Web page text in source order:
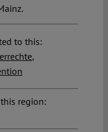
to this:
,
region: